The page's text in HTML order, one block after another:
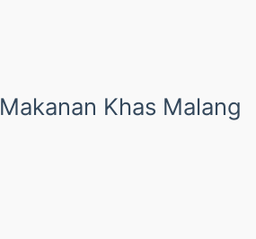
Makanan Khas Malang